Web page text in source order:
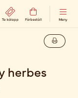
Ta kölapp Förbeställ Meny
herbes